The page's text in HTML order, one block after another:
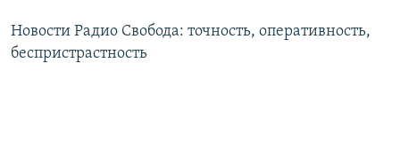
Новости Радио Свобода: точность, оперативность,
беспристрастность